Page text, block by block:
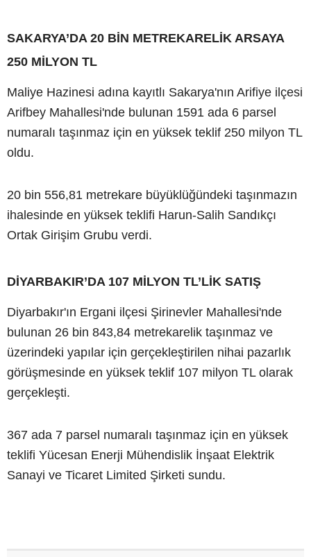
SAKARYA’DA 20 BİN METREKARELİK ARSAYA
250 MİLYON TL
Maliye Hazinesi adına kayıtlı Sakarya'nın Arifiye ilçesi
Arifbey Mahallesi'nde bulunan 1591 ada 6 parsel
numaralı taşınmaz için en yüksek teklif 250 milyon TL
oldu.
20 bin 556,81 metrekare büyüklüğündeki taşınmazın
ihalesinde en yüksek teklifi Harun-Salih Sandıkçı
Ortak Girişim Grubu verdi.
DİYARBAKIR’DA 107 MİLYON TL’LİK SATIŞ
Diyarbakır'ın Ergani ilçesi Şirinevler Mahallesi'nde
bulunan 26 bin 843,84 metrekarelik taşınmaz ve
üzerindeki yapılar için gerçekleştirilen nihai pazarlık
görüşmesinde en yüksek teklif 107 milyon TL olarak
gerçekleşti.
367 ada 7 parsel numaralı taşınmaz için en yüksek
teklifi Yücesan Enerji Mühendislik İnşaat Elektrik
Sanayi ve Ticaret Limited Şirketi sundu.